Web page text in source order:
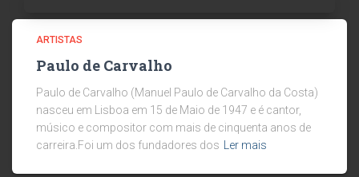
ARTISTAS
Paulo de Carvalho
Paulo de Carvalho (Manuel Paulo de Carvalho da Costa)
nasceu em Lisboa em 15 de Maio de 1947 e é cantor,
músico e compositor com mais de cinquenta anos de
carreira.Foi um dos fundadores dos
Ler mais